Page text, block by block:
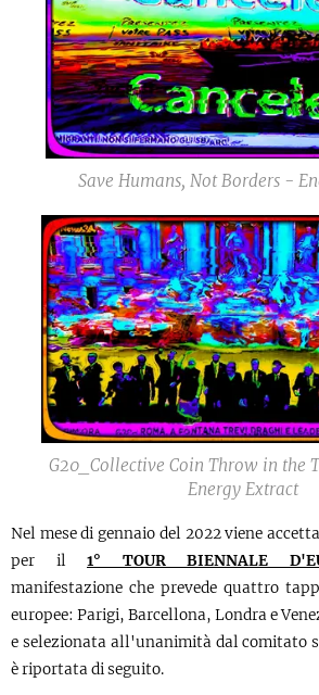
Save Humans, Not Borders -
G20_Collective Coin Throw in the
Energy Extract
Nel mese di gennaio del 2022 viene
per il 1° TOUR BIENNALE
manifestazione che prevede quattro
europee: Parigi, Barcellona, Londra e
e selezionata all'unanimità dal comitato
è riportata di seguito.